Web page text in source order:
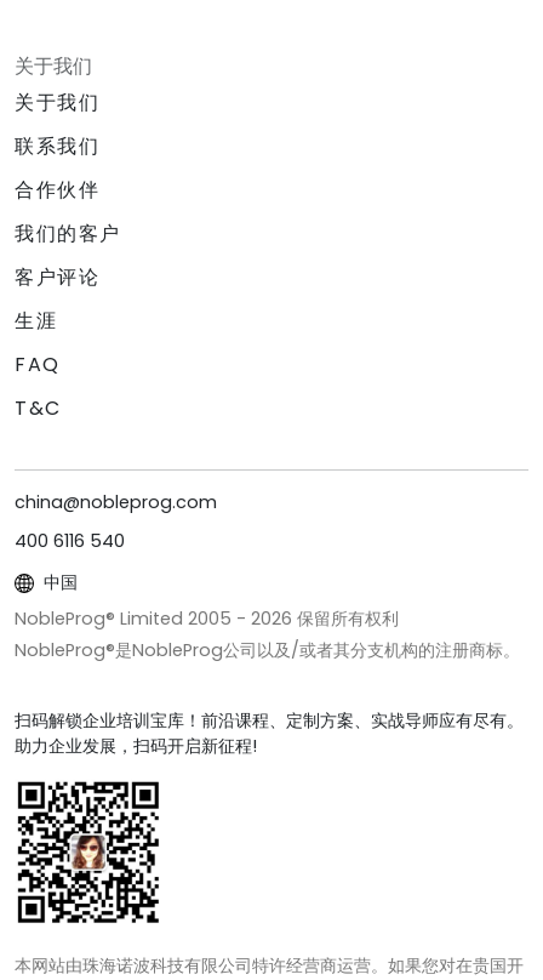
关于我们
关于我们
联系我们
合作伙伴
我们的客户
客户评论
生涯
FAQ
T&C
china@nobleprog.com
400 6116 540
中国
NobleProg® Limited 2005 - 2026 保留所有权利
NobleProg®是NobleProg公司以及/或者其分支机构的注册商标。
扫码解锁企业培训宝库！前沿课程、定制方案、实战导师应有尽有。
助力企业发展，扫码开启新征程!
本网站由珠海诺波科技有限公司特许经营商运营。如果您对在贵国开